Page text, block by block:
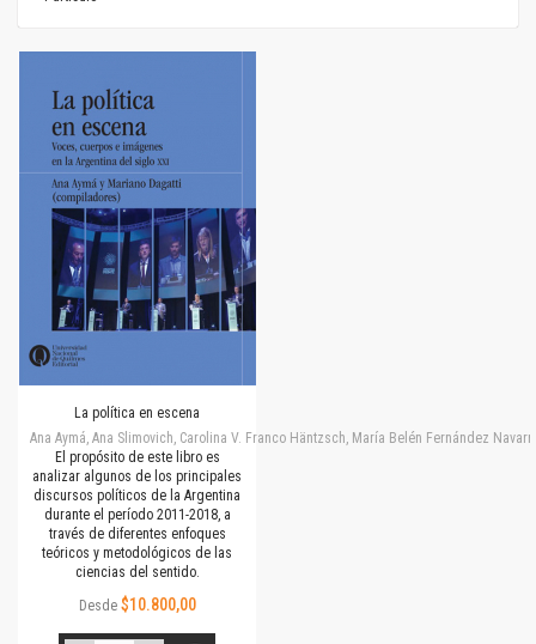
La política en escena
Ana Aymá, Ana Slimovich, Carolina V. Franco Häntzsch, María Belén Fernández
El propósito de este libro es
analizar algunos de los principales
discursos políticos de la Argentina
durante el período 2011-2018, a
través de diferentes enfoques
teóricos y metodológicos de las
ciencias del sentido.
Desde $10.800,00